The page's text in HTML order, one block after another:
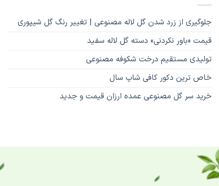
جلوگیری از زرد شدن گل لاله مصنوعی | تغییر رنگ گل شیپوری
قیمت «باور نکردنی» دسته گل لاله سفید
تولیدی مستقیم درخت شکوفه مصنوعی
خاص ترین دکور کافی شاپ سال
خرید سر گل مصنوعی عمده ارزان قیمت و جدید